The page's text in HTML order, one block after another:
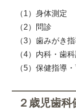
（1）身体測定
（2）問診
（3）歯みがき
（4）内科・歯
（5）保健指導
２歳児歯科